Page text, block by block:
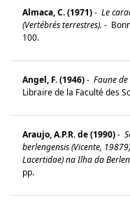
Almaca, C. (1971)- Le
(Vertébrés terrestres). -
100.
Angel, F. (1946)- Faune
Libraire de la Faculté des
Araujo, A.P.R. de (1990)-
berlengensis (Vicente,
Lacertidae) na Ilha da
pp.